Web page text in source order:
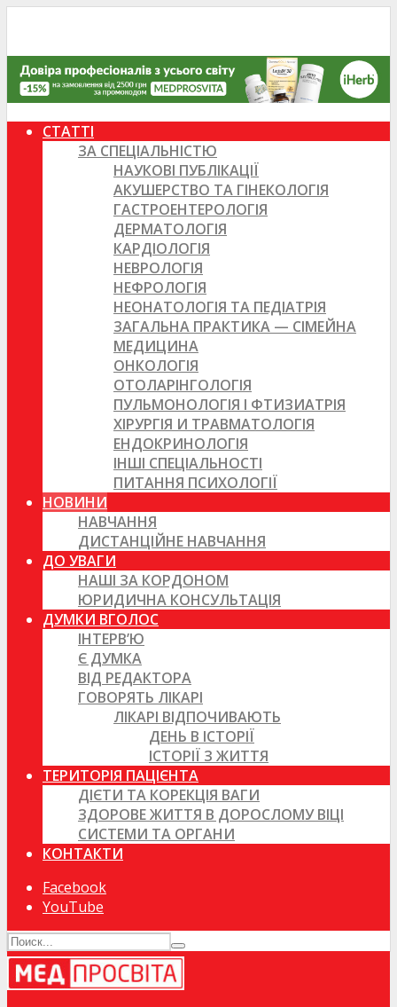
СТАТТІ
ЗА СПЕЦІАЛЬНІСТЮ
НАУКОВІ ПУБЛІКАЦІЇ
АКУШЕРСТВО ТА ГІНЕКОЛОГІЯ
ГАСТРОЕНТЕРОЛОГІЯ
ДЕРМАТОЛОГІЯ
КАРДІОЛОГІЯ
НЕВРОЛОГІЯ
НЕФРОЛОГІЯ
НЕОНАТОЛОГІЯ ТА ПЕДІАТРІЯ
ЗАГАЛЬНА ПРАКТИКА — СІМЕЙНА
МЕДИЦИНА
ОНКОЛОГІЯ
ОТОЛАРІНГОЛОГІЯ
ПУЛЬМОНОЛОГІЯ І ФТИЗИАТРІЯ
ХІРУРГІЯ И ТРАВМАТОЛОГІЯ
ЕНДОКРИНОЛОГІЯ
ІНШІ СПЕЦІАЛЬНОСТІ
ПИТАННЯ ПСИХОЛОГІЇ
НОВИНИ
НАВЧАННЯ
ДИСТАНЦІЙНЕ НАВЧАННЯ
ДО УВАГИ
НАШІ ЗА КОРДОНОМ
ЮРИДИЧНА КОНСУЛЬТАЦІЯ
ДУМКИ ВГОЛОС
ІНТЕРВ’Ю
Є ДУМКА
ВІД РЕДАКТОРА
ГОВОРЯТЬ ЛІКАРІ
ЛІКАРІ ВІДПОЧИВАЮТЬ
ДЕНЬ В ІСТОРІЇ
ІСТОРІЇ З ЖИТТЯ
ТЕРИТОРІЯ ПАЦІЄНТА
ДІЄТИ ТА КОРЕКЦІЯ ВАГИ
ЗДОРОВЕ ЖИТТЯ В ДОРОСЛОМУ ВІЦІ
СИСТЕМИ ТА ОРГАНИ
КОНТАКТИ
Facebook
YouTube